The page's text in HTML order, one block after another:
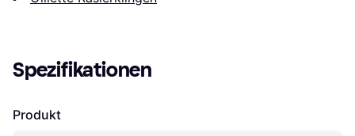
Spezifikationen
Produkt